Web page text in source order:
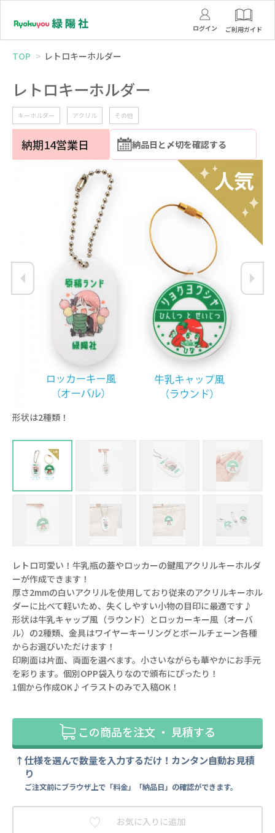
ログイン ご利用ガイド
TOP レトロキーホルダー
レトロキーホルダー
キーホルダー アクリル その他
納期14営業日 納品日と〆切を確認する
形状は2種類！
レトロ可愛い！牛乳瓶の蓋やロッカーの鍵風アクリルキーホルダ
ーが作成できます！
厚さ2mmの白いアクリルを使用しており従来のアクリルキーホル
ダーに比べて軽いため、失くしやすい小物の目印に最適です♪
形状は牛乳キャップ風（ラウンド）とロッカーキー風（オーバ
ル）の2種類、金具はワイヤーキーリングとボールチェーン各種
からお選びいただけます！
印刷面は片面、両面を選べます。小さいながらも華やかにお手元
を彩ります。個別OPP袋入りなので頒布にぴったり！
1個から作成OK♪イラストのみで入稿OK！
この商品を注文 ・ 見積する
仕様を選んで数量を入力するだけ！カンタン自動お見積
り
ご注文前にブラウザ上で「料金」「納品日」の確認ができます。
お気に入りに追加